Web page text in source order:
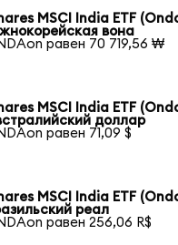
MSCI India ETF
вона
равен 70 719,56 ₩
MSCI India ETF
доллар
равен 71,09 $
MSCI India ETF
реал
равен 256,06 R$